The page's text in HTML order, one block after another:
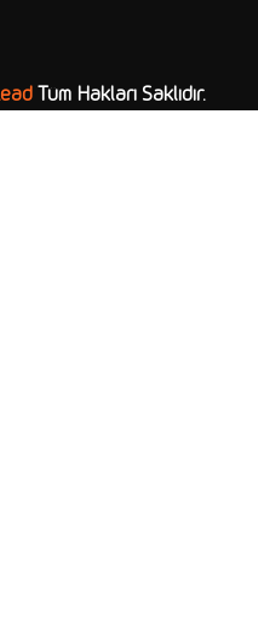
Tüm Hakları Saklıdır.